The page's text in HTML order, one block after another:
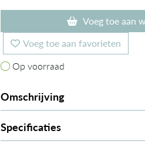
Voeg toe aan
Voeg toe aan favorieten
Op voorraad
Op voorraad
Omschrijving
Specificaties